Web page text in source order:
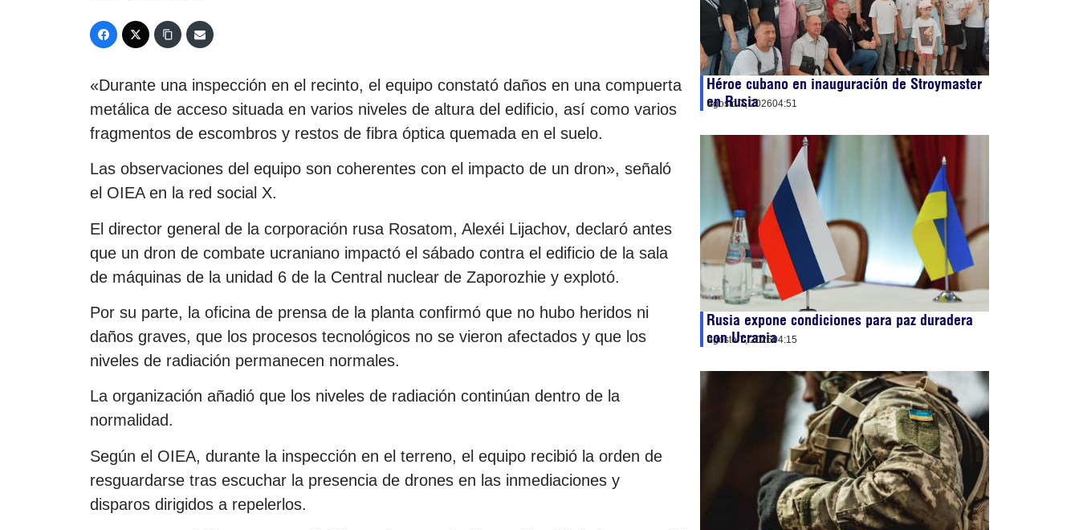
«Durante una inspección en el recinto, el equipo constató daños en una compuerta
metálica de acceso situada en varios niveles de altura del edificio, así como varios
fragmentos de escombros y restos de fibra óptica quemada en el suelo.
Las observaciones del equipo son coherentes con el impacto de un dron», señaló
el OIEA en la red social X.
El director general de la corporación rusa Rosatom, Alexéi Lijachov, declaró antes
que un dron de combate ucraniano impactó el sábado contra el edificio de la sala
de máquinas de la unidad 6 de la Central nuclear de Zaporozhie y explotó.
Por su parte, la oficina de prensa de la planta confirmó que no hubo heridos ni
daños graves, que los procesos tecnológicos no se vieron afectados y que los
niveles de radiación permanecen normales.
La organización añadió que los niveles de radiación continúan dentro de la
normalidad.
Según el OIEA, durante la inspección en el terreno, el equipo recibió la orden de
resguardarse tras escuchar la presencia de drones en las inmediaciones y
disparos dirigidos a repelerlos.
Héroe cubano en inauguración de Stroymaster
en Rusia
agosto 7, 202604:51
Rusia expone condiciones para paz duradera
con Ucrania
agosto 7, 202604:15